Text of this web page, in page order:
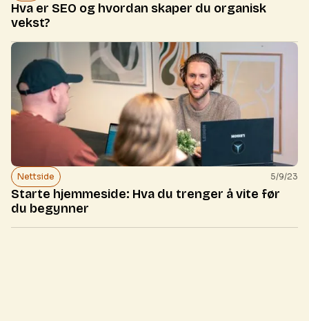
Hva er SEO og hvordan skaper du organisk
vekst?
Nettside 5/9/23
Starte hjemmeside: Hva du trenger å vite før
du begynner